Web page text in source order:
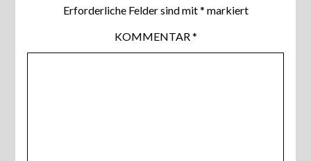
Erforderliche Felder sind mit* markiert
KOMMENTAR*